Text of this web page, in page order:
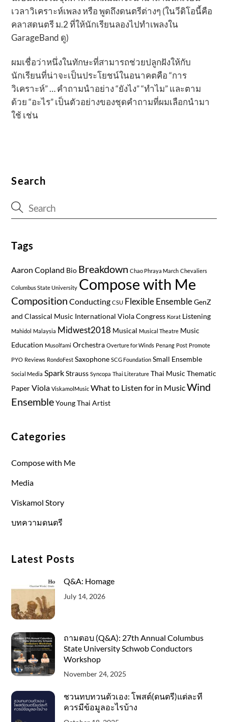
เวลาวิเคราะห์เพลง หรือ พูดถึงดนตรีต่างๆ (ในวีดิโอนี้คือ
คลาสดนตรี ม.2 ที่ให้นักเรียนลองไปทำเพลงใน
GarageBand ดู)
ผมเชื่อว่าหนึ่งในทักษะที่สามารถช่วยปลูกฝังให้กับ
นักเรียนที่น่าจะเป็นประโยชน์ในอนาคตคือ “การ
วิเคราะห์” … คำถามนำอย่าง “ยังไง” “ทำไม” และตาม
ด้วย “อะไร” เป็นตัวอย่างของชุดคำถามที่ผมเลือกนำมา
ใช้ เช่น
Search
Tags
Aaron Copland Bio Breakdown Chao Phraya March Chevaliers
Columbus State University Compose with Me
Composition Conducting CSU Flexible Ensemble GenZ
and Classical Music International Viola Congress Korat Listening
Mahidol Malaysia Midwest2018 Musical Musical Theatre Music
Education Musolfami Orchestra Overture for Winds Penang Post Promote
PYO Reviews RondoFest Saxophone SCG Foundation Small Ensemble
Social Media Spark Strauss Syncopa Thai Literature Thai Music Thematic
Paper Viola ViskamolMusic What to Listen for in MusicWind
Ensemble Young Thai Artist
Categories
Compose with Me
Media
Viskamol Story
บทความดนตรี
Latest Posts
Q&A: Homage
July 14, 2026
ถามตอบ (Q&A): 27th Annual Columbus
State University Schwob Conductors
Workshop
November 24, 2025
ชวนทบทวนตัวเอง: โพสต์(ดนตรี)แต่ละที
ควรมีข้อมูลอะไรบ้าง